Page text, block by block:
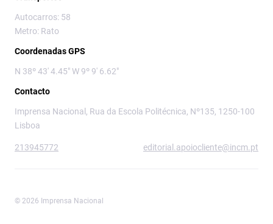
Autocarros: 58
Metro: Rato
Coordenadas GPS
N 38º 43' 4.45" W 9º 9' 6.62"
Contacto
Imprensa Nacional, Rua da Escola Politécnica, Nº135, 1250-100
Lisboa
213945772 editorial.apoiocliente@incm.pt
© 2026 Imprensa Nacional